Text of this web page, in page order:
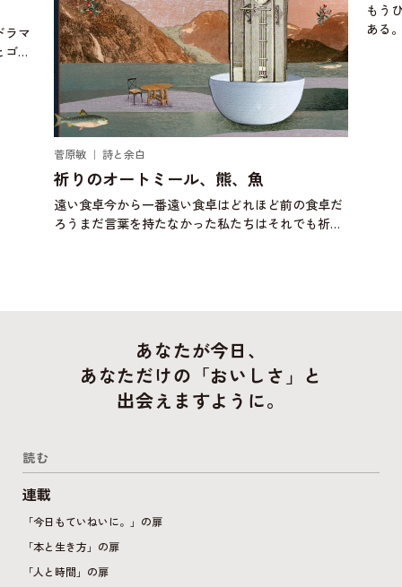
もうひとつ。これさえあればの料理に、ひじき煮が
ある。ひじき煮は、作り置き料理の定番で、わが家
においては、切り干し大根とひじき煮、きんぴらご
ぼうが常備菜になっている。ひとり暮らしをした
頃、当時は自分で作
あなたが今日、
あなただけの「おいしさ」と
出会えますように。
読む
連載
「今日もていねいに。」の扉
「本と生き方」の扉
「人と時間」の扉